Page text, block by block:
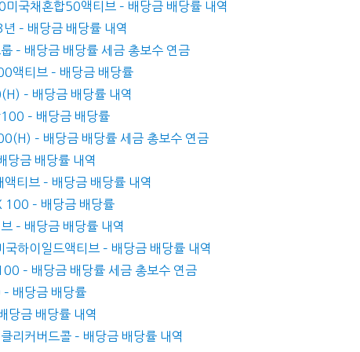
미국채혼합50액티브 – 배당금 배당률 내역
– 배당금 배당률 내역
– 배당금 배당률 세금 총보수 연금
액티브 – 배당금 배당률
– 배당금 배당률 내역
– 배당금 배당률
– 배당금 배당률 세금 총보수 연금
당금 배당률 내역
티브 – 배당금 배당률 내역
100 – 배당금 배당률
– 배당금 배당률 내역
하이일드액티브 – 배당금 배당률 내역
– 배당금 배당률 세금 총보수 연금
배당금 배당률
당금 배당률 내역
리커버드콜 – 배당금 배당률 내역